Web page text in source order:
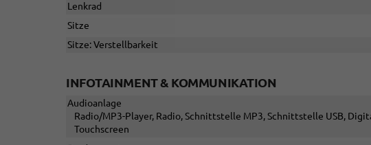
Lenkrad
Sitze
Sitze: Verstellbarkeit
INFOTAINMENT & KOMMUNIKATION
Audioanlage
Radio/MP3-Player, Radio, Schnittstelle MP3, Schnittstelle USB,
Touchscreen